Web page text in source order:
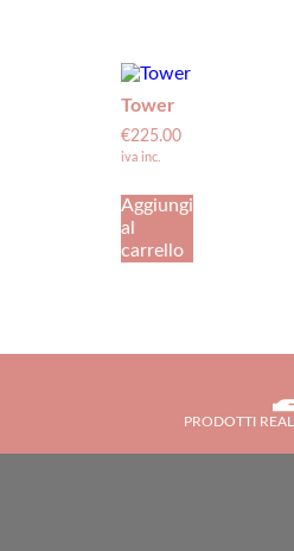
Tower
€225.00
iva inc.
Aggiungi
al
carrello
PRODOTTI